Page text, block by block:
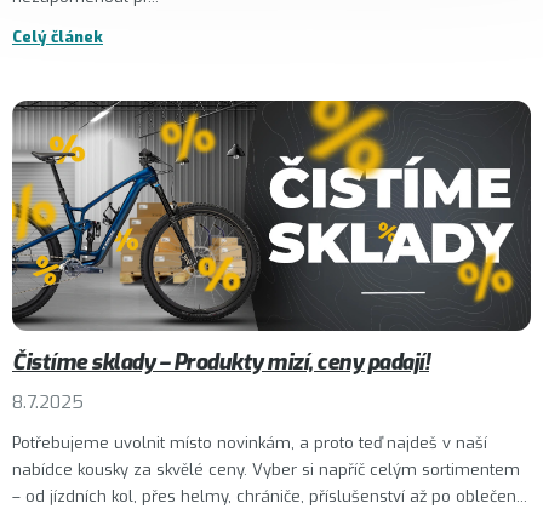
Celý článek
Čistíme sklady – Produkty mizí, ceny padají!
8.7.2025
Potřebujeme uvolnit místo novinkám, a proto teď najdeš v naší
nabídce kousky za skvělé ceny. Vyber si napříč celým sortimentem
– od jízdních kol, přes helmy, chrániče, příslušenství až po oblečen...